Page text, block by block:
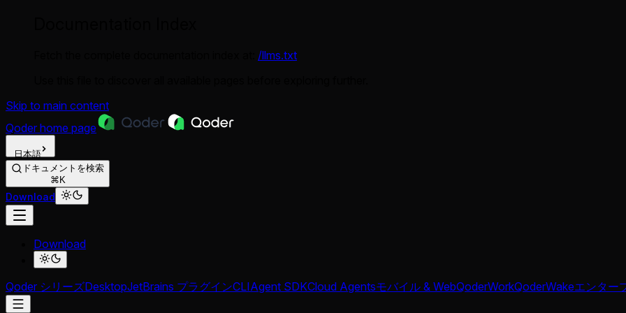
/llms.txt
Skip to main content
Qoder home page
日本語
ドキュメントを検索
⌘K
Download
Download
Qoder シリーズDesktopJetBrains プラグインCLIAgent SDKCloud Agentsモバイル & WebQoderWorkQoderWakeエンター